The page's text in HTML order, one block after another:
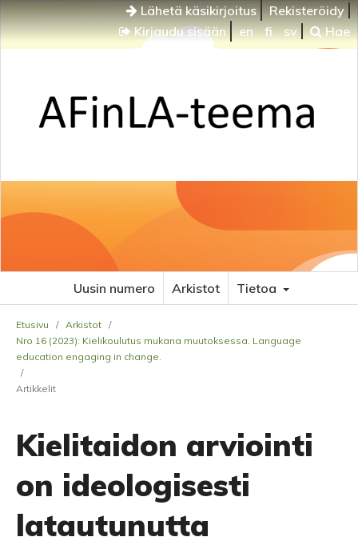
Lähetä käsikirjoitus
Rekisteröidy
Kirjaudu sisään
en fi sv Hae
Uusin numero Arkistot Tietoa
Etusivu / Arkistot /
Nro 16 (2023): Kielikoulutus mukana muutoksessa. Language
education engaging in change.
/
Artikkelit
Kielitaidon arviointi
on ideologisesti
latautunutta